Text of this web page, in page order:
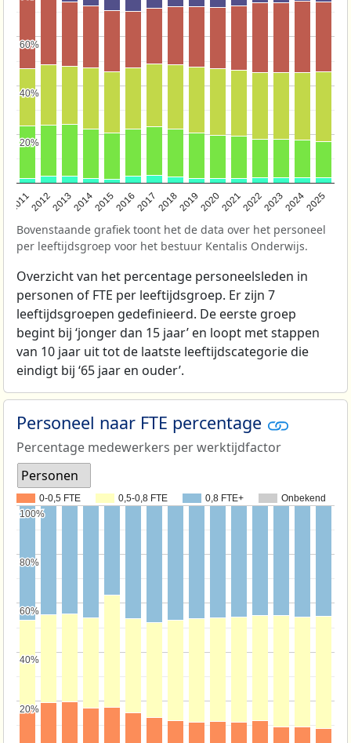
201120122013201420152016201720182019202020212022202320242025
20%
20%
40%
40%
60%
60%
Bovenstaande grafiek toont het de data over het personeel
per leeftijdsgroep voor het bestuur Kentalis Onderwijs.
Overzicht van het percentage personeelsleden in
personen of FTE per leeftijdsgroep. Er zijn 7
leeftijdsgroepen gedefinieerd. De eerste groep
begint bij ‘jonger dan 15 jaar’ en loopt met stappen
van 10 jaar uit tot de laatste leeftijdscategorie die
eindigt bij ‘65 jaar en ouder’.
Personeel naar FTE percentage
Percentage medewerkers per werktijdfactor
Personen
0-0,5 FTE 0,5-0,8 FTE 0,8 FTE+ Onbekend
20%
20%
40%
40%
60%
60%
80%
80%
100%
100%